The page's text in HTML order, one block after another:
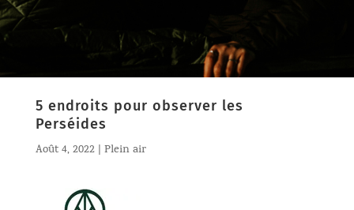
5 endroits pour observer les
Perséides
Août 4, 2022| Plein air